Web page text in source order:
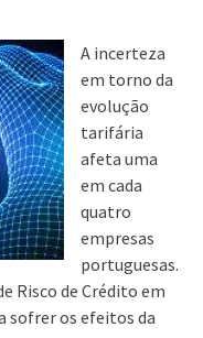
A incerteza
em torno da
evolução
tarifária
afeta uma
em cada
quatro
empresas
portuguesas.
Risco de Crédito em
sofrer os efeitos da